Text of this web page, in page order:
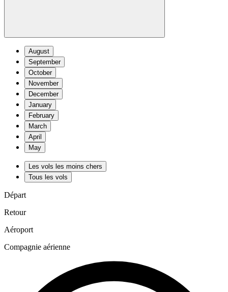
August
September
October
November
December
January
February
March
April
May
Les vols les moins chers
Tous les vols
Départ
Retour
Aéroport
Compagnie aérienne